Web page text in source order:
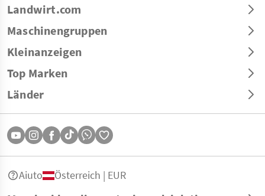
Landwirt.com
Maschinengruppen
Kleinanzeigen
Top Marken
Länder
Aiuto Österreich | EUR